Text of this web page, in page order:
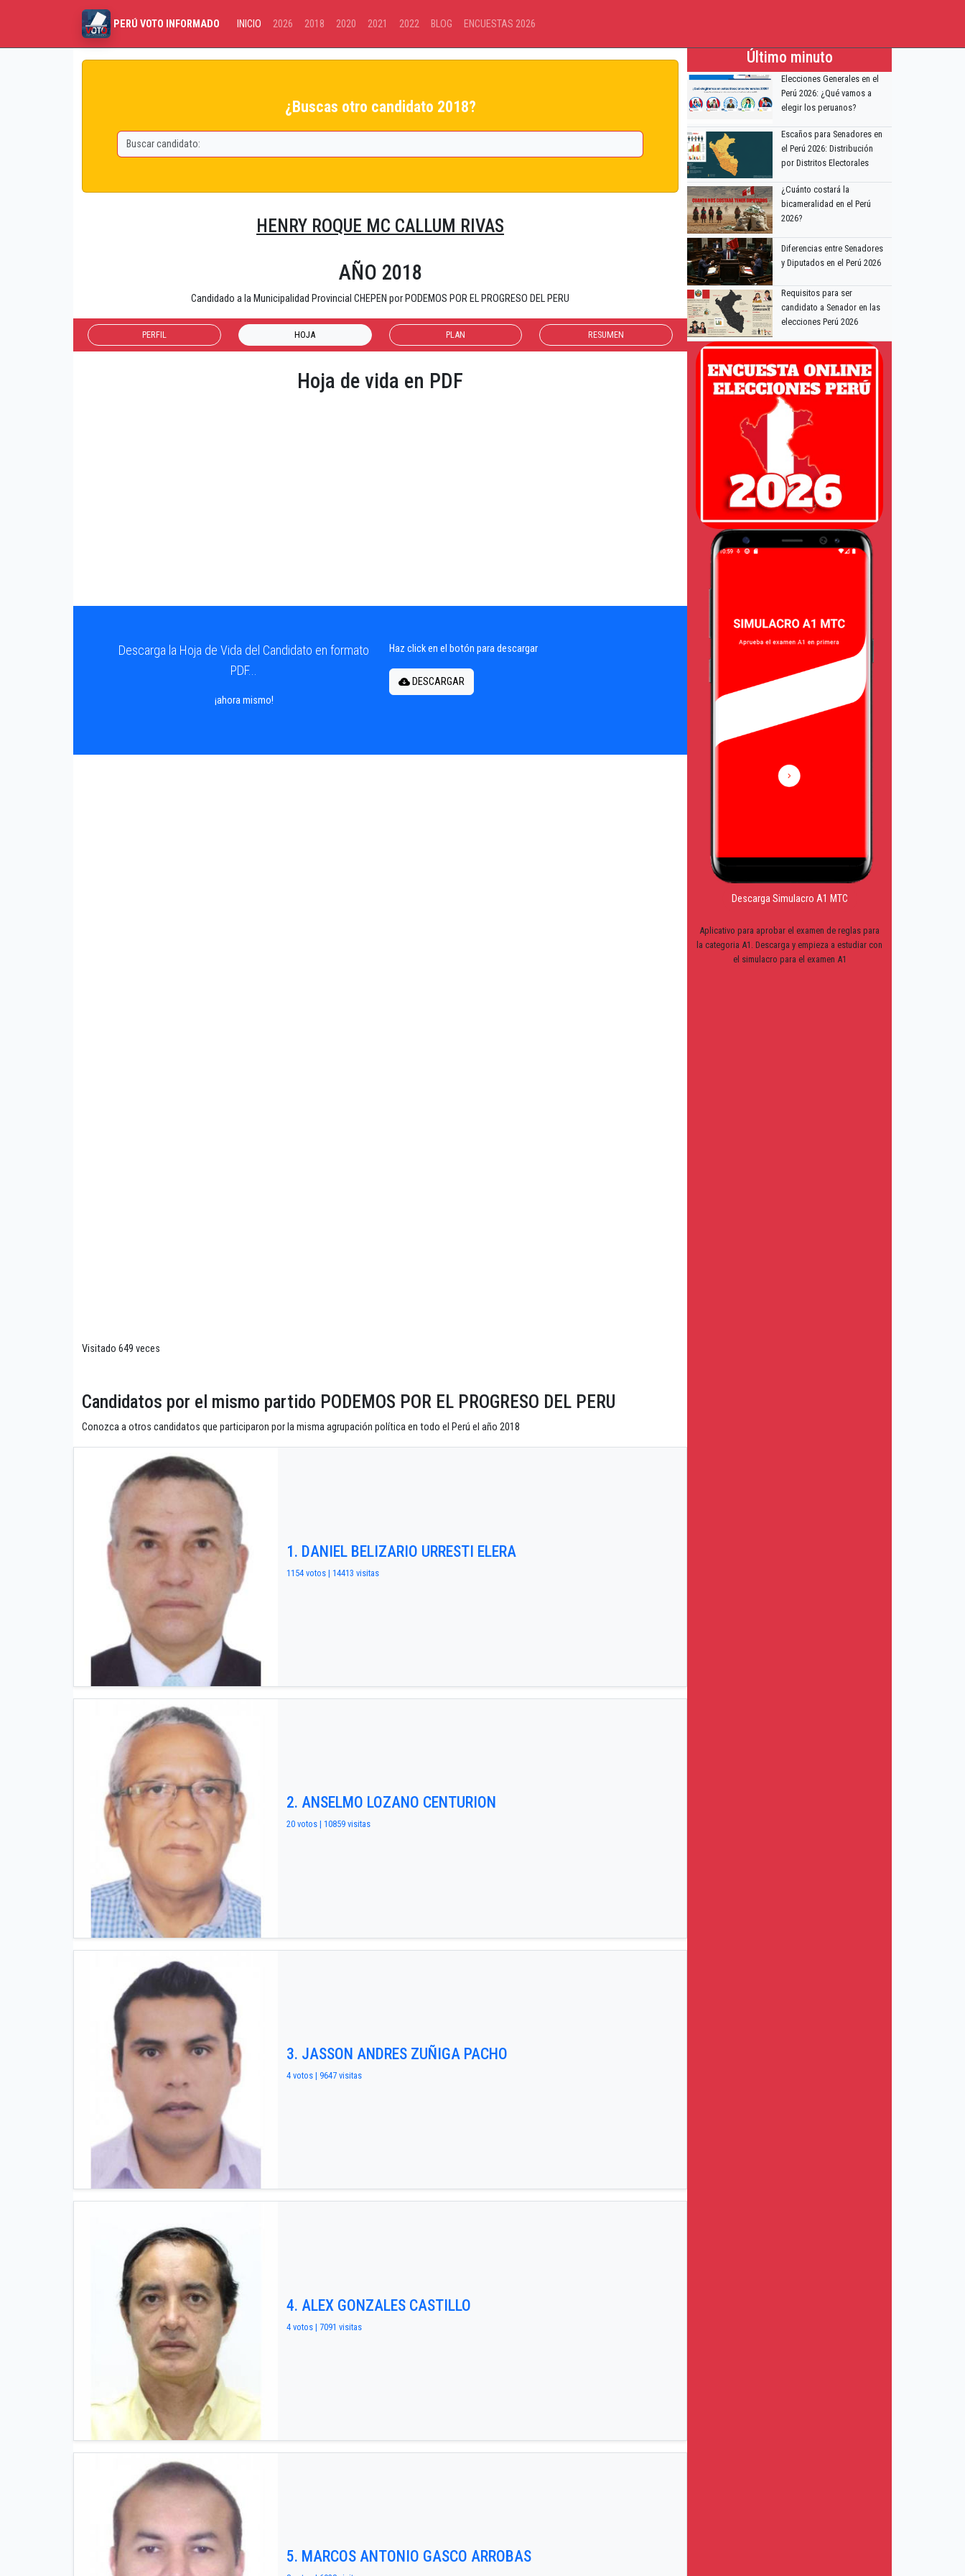
PERÚ VOTO INFORMADO INICIO 2026 2018 2020 2021 2022 BLOG ENCUESTAS 2026
¿Buscas otro candidato 2018?
HENRY ROQUE MC CALLUM RIVAS
AÑO 2018
Candidado a la Municipalidad Provincial CHEPEN por PODEMOS POR EL PROGRESO DEL PERU
PERFIL HOJA PLAN RESUMEN
Hoja de vida en PDF
Descarga la Hoja de Vida del Candidato en formato
PDF...
¡ahora mismo!
Haz click en el botón para descargar
DESCARGAR
Visitado 649 veces
Candidatos por el mismo partido PODEMOS POR EL PROGRESO DEL PERU
Conozca a otros candidatos que participaron por la misma agrupación política en todo el Perú el año 2018
1. DANIEL BELIZARIO URRESTI ELERA
1154 votos | 14413 visitas
2. ANSELMO LOZANO CENTURION
20 votos | 10859 visitas
3. JASSON ANDRES ZUÑIGA PACHO
4 votos | 9647 visitas
4. ALEX GONZALES CASTILLO
4 votos | 7091 visitas
5. MARCOS ANTONIO GASCO ARROBAS
Último minuto
Elecciones Generales en el
Perú 2026: ¿Qué vamos a
elegir los peruanos?
Escaños para Senadores en
el Perú 2026: Distribución
por Distritos Electorales
¿Cuánto costará la
bicameralidad en el Perú
2026?
Diferencias entre Senadores
y Diputados en el Perú 2026
Requisitos para ser
candidato a Senador en las
elecciones Perú 2026
Descarga Simulacro A1 MTC
Aplicativo para aprobar el examen de reglas para
la categoria A1. Descarga y empieza a estudiar con
el simulacro para el examen A1